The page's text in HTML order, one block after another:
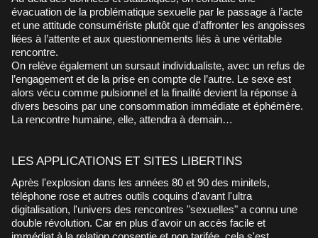
évacuation de la problématique sexuelle par le passage à l’acte
et une attitude consumériste plutôt que d’affronter les angoisses
liées à l’attente et aux questionnements liés à une véritable
rencontre.
On relève également un sursaut individualiste, avec un refus de
l’engagement et de la prise en compte de l’autre. Le sexe est
alors vécu comme pulsionnel et la finalité devient la réponse à
divers besoins par une consommation immédiate et éphémère.
La rencontre humaine, elle, attendra à demain…
LES APPLICATIONS ET SITES LIBERTINS
Après l'explosion dans les années 80 et 90 des minitels,
téléphone rose et autres outils coquins d'avant l'ultra
digitalisation, l'univers des rencontres "sexuelles" a connu une
double révolution. Car en plus d'avoir un accès facile et